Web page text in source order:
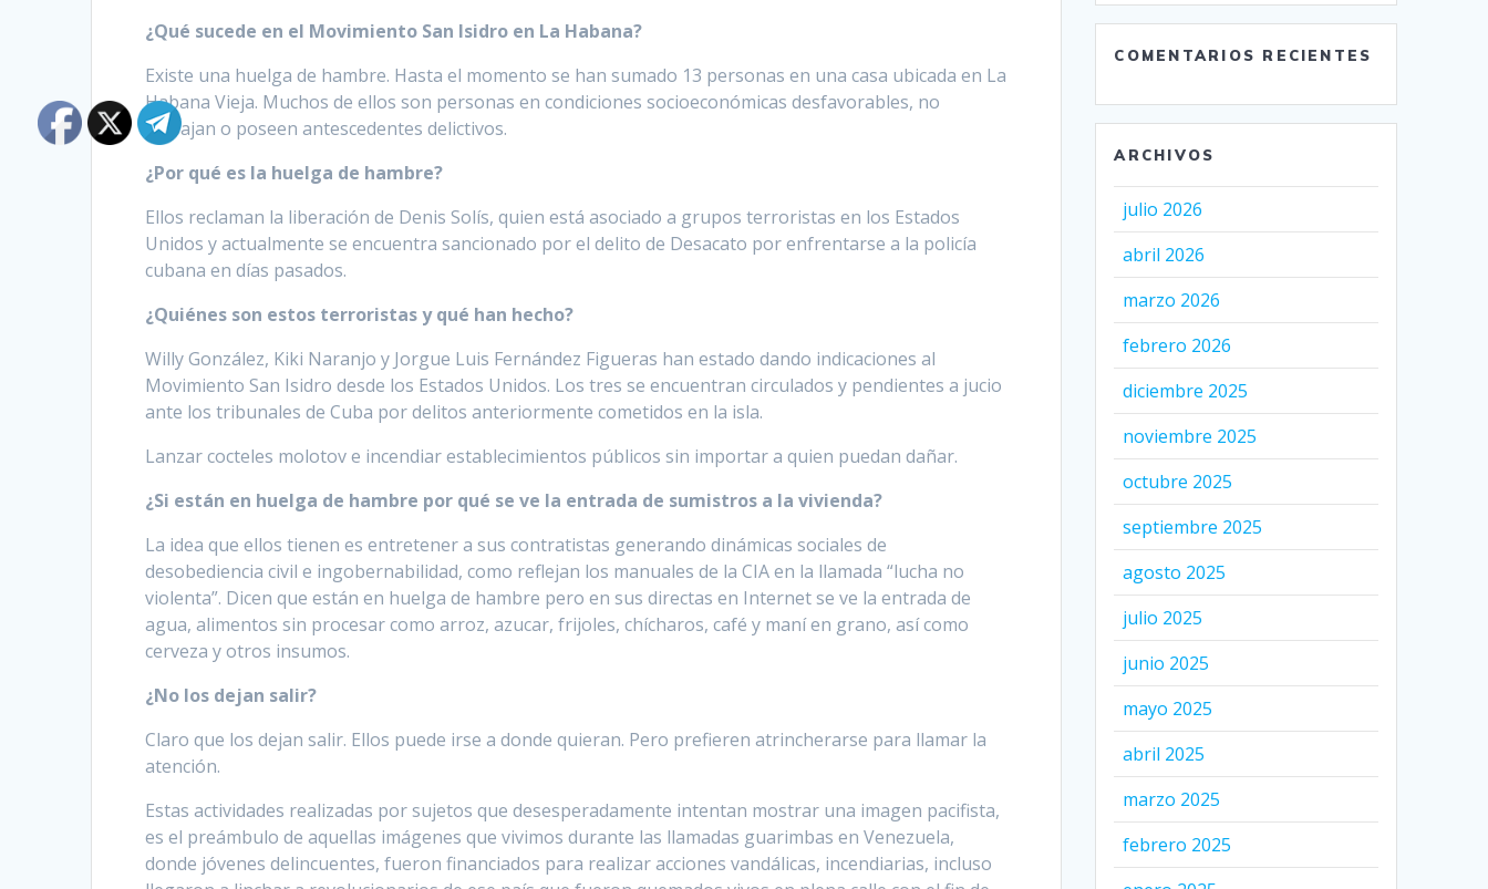
¿Qué sucede en el Movimiento San Isidro en La Habana?
Existe una huelga de hambre. Hasta el momento se han sumado 13 personas en una casa ubicada en La
Habana Vieja. Muchos de ellos son personas en condiciones socioeconómicas desfavorables, no
trabajan o poseen antescedentes delictivos.
¿Por qué es la huelga de hambre?
Ellos reclaman la liberación de Denis Solís, quien está asociado a grupos terroristas en los Estados
Unidos y actualmente se encuentra sancionado por el delito de Desacato por enfrentarse a la policía
cubana en días pasados.
¿Quiénes son estos terroristas y qué han hecho?
Willy González, Kiki Naranjo y Jorgue Luis Fernández Figueras han estado dando indicaciones al
Movimiento San Isidro desde los Estados Unidos. Los tres se encuentran circulados y pendientes a jucio
ante los tribunales de Cuba por delitos anteriormente cometidos en la isla.
Lanzar cocteles molotov e incendiar establecimientos públicos sin importar a quien puedan dañar.
¿Si están en huelga de hambre por qué se ve la entrada de sumistros a la vivienda?
La idea que ellos tienen es entretener a sus contratistas generando dinámicas sociales de
desobediencia civil e ingobernabilidad, como reflejan los manuales de la CIA en la llamada “lucha no
violenta”. Dicen que están en huelga de hambre pero en sus directas en Internet se ve la entrada de
agua, alimentos sin procesar como arroz, azucar, frijoles, chícharos, café y maní en grano, así como
cerveza y otros insumos.
¿No los dejan salir?
Claro que los dejan salir. Ellos puede irse a donde quieran. Pero prefieren atrincherarse para llamar la
atención.
Estas actividades realizadas por sujetos que desesperadamente intentan mostrar una imagen pacifista,
es el preámbulo de aquellas imágenes que vivimos durante las llamadas guarimbas en Venezuela,
donde jóvenes delincuentes, fueron financiados para realizar acciones vandálicas, incendiarias, incluso
COMENTARIOS RECIENTES
ARCHIVOS
julio 2026
abril 2026
marzo 2026
febrero 2026
diciembre 2025
noviembre 2025
octubre 2025
septiembre 2025
agosto 2025
julio 2025
junio 2025
mayo 2025
abril 2025
marzo 2025
febrero 2025